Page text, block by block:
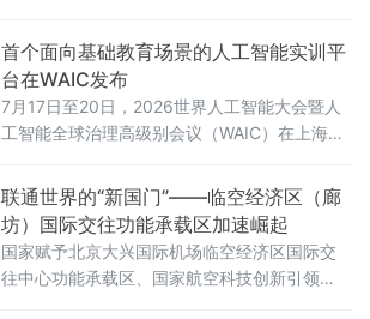
行业协会组织专家组对园区进行全面评审，北
京市科学技术研究院资源环境研究所作为零碳
园区建设指导单位全程参与指导。
首个面向基础教育场景的人工智能实训平
台在WAIC发布
7月17日至20日，2026世界人工智能大会暨人
工智能全球治理高级别会议（WAIC）在上海举
WAIC持续汇聚前沿技术、产业实践与全球智
慧，推动人工智能更好地服务经济社会发展。
联通世界的“新国门”——临空经济区（廊
坊）国际交往功能承载区加速崛起
国家赋予北京大兴国际机场临空经济区国际交
往中心功能承载区、国家航空科技创新引领